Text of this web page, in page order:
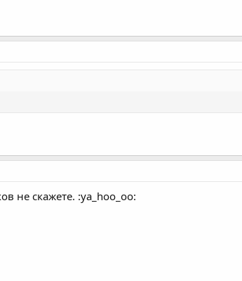
не скажете. :ya_hoo_oo: